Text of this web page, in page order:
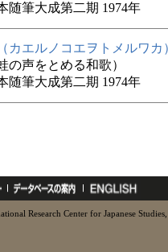
随筆大成第二期 1974年
（カエルノコエヲトメルワカ
の声をとめる和歌）
随筆大成第二期 1974年
Research Center for Japanese